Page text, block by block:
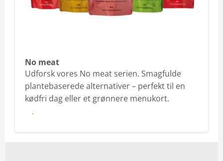
No meat
Udforsk vores No meat serien. Smagfulde
plantebaserede alternativer – perfekt til en
kødfri dag eller et grønnere menukort.
Se mere